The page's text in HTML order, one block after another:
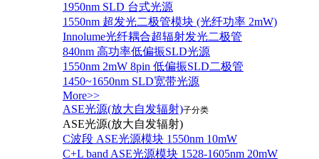
1950nm SLD 台式光源
1550nm 超发光二极管模块 (光纤功率 2mW)
Innolume光纤耦合超辐射发光二极管
840nm 高功率低偏振SLD光源
1550nm 2mW 8pin 低偏振SLD二极管
1450~1650nm SLD宽带光源
More>>
ASE光源(放大自发辐射)子分类
ASE光源(放大自发辐射)
C波段 ASE光源模块 1550nm 10mW
C+L band ASE光源模块 1528-1605nm 20mW